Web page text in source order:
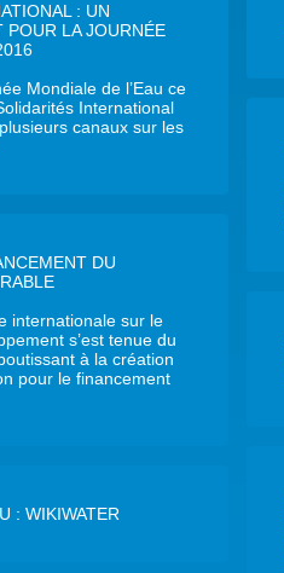
: UN
POUR LA JOURNÉE
Mondiale de l’Eau ce
International
canaux sur les
DU
internationale sur le
s’est tenue du
à la création
pour le financement
: WIKIWATER